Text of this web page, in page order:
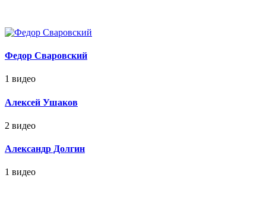
Федор Сваровский
1 видео
Алексей Ушаков
2 видео
Александр Долгин
1 видео